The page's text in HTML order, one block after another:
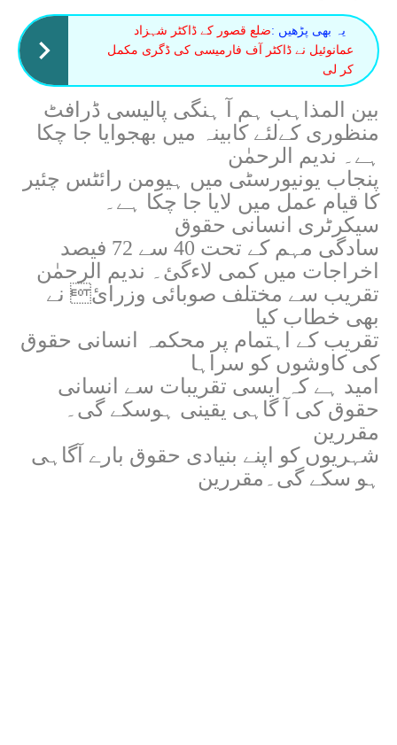
یہ بھی پڑھیں :ضلع قصور کے ڈاکٹر شہزاد
عمانوئیل نے ڈاکٹر آف فارمیسی کی ڈگری مکمل
کر لی
بین المذاہب ہم آ ہنگی پالیسی ڈرافٹ
منظوری کےلئے کابینہ میں بھجوایا جا چکا
ہے۔ ندیم الرحمٰن
پنجاب یونیورسٹی میں ہیومن رائٹس چئیر
کا قیام عمل میں لایا جا چکا ہے۔
سیکرٹری انسانی حقوق
سادگی مہم کے تحت 40 سے 72 فیصد
اخراجات میں کمی لاءگئ۔ ندیم الرحمٰن
تقریب سے مختلف صوبائی وزرائ نے
بھی خطاب کیا
تقریب کے اہتمام پر محکمہ انسانی حقوق
کی کاوشوں کو سراہا
امید ہے کہ ایسی تقریبات سے انسانی
حقوق کی آ گاہی یقینی ہوسکے گی۔
مقررین
شہریوں کو اپنے بنیادی حقوق بارے آگاہی
ہو سکے گی۔مقررین